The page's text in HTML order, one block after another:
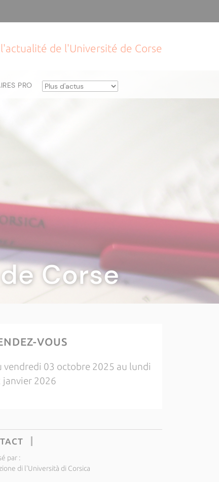
de l'Université de Corse
PRO
Corse
VOUS
vendredi 03 octobre 2025 au lundi
janvier 2026
par :
di l'Università di Corsica